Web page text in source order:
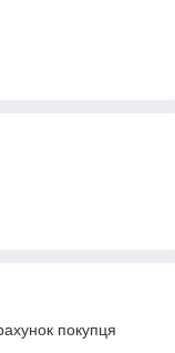
покупця